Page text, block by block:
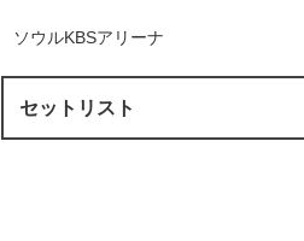
ソウルKBSアリーナ
セットリスト